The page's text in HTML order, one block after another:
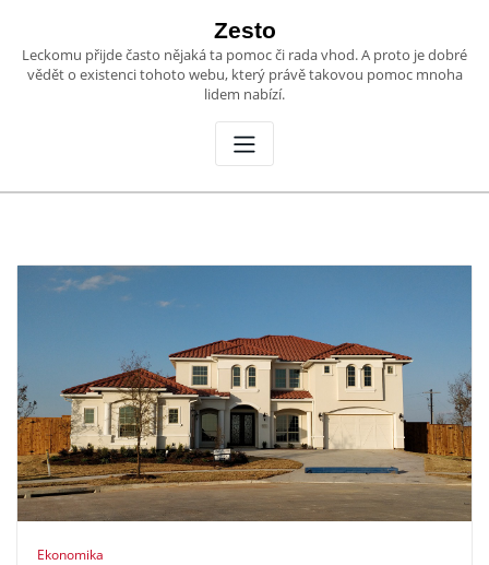
content
Zesto
Leckomu přijde často nějaká ta pomoc či rada vhod. A proto je dobré
vědět o existenci tohoto webu, který právě takovou pomoc mnoha
lidem nabízí.
Ekonomika